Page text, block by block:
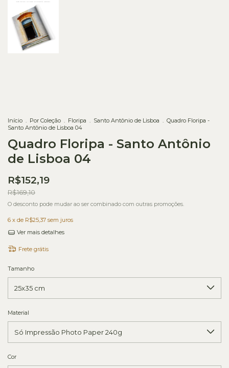
Início . Por Coleção . Floripa . Santo Antônio de Lisboa . Quadro Floripa -
Santo Antônio de Lisboa 04
Quadro Floripa - Santo Antônio
de Lisboa 04
R$152,19
R$169,10
O desconto pode mudar ao ser combinado com outras promoções.
6 x de R$25,37 sem juros
Ver mais detalhes
Frete grátis
Tamanho
Material
Cor